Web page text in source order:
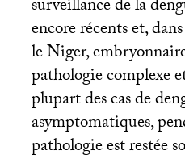
surveillance de la
encore récents et,
le Niger,
pathologie complexe
plupart des cas de
asymptomatiques,
pathologie est restée